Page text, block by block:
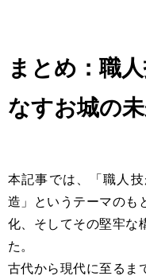
まとめ：職
なすお城の
本記事では、「職人
造」というテーマのも
化、そしてその堅牢な
た。
古代から現代に至るま